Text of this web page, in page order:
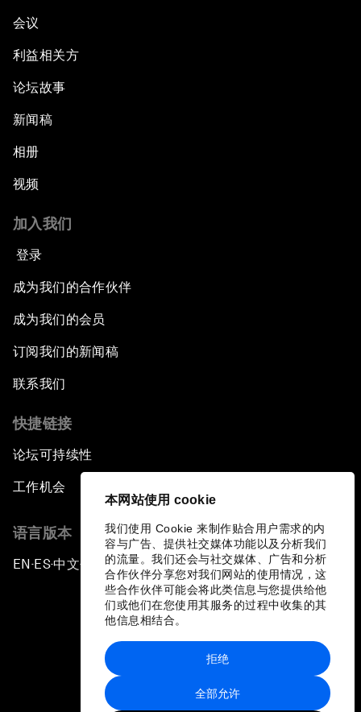
本网站使用 cookie
我们使用 Cookie 来制作贴合用户需求的内
容与广告、提供社交媒体功能以及分析我们
的流量。我们还会与社交媒体、广告和分析
合作伙伴分享您对我们网站的使用情况，这
些合作伙伴可能会将此类信息与您提供给他
们或他们在您使用其服务的过程中收集的其
他信息相结合。
全部允许
拒绝
会议
利益相关方
论坛故事
新闻稿
相册
视频
加入我们
登录
成为我们的合作伙伴
成为我们的会员
订阅我们的新闻稿
联系我们
快捷链接
论坛可持续性
工作机会
语言版本
EN ▪ ES▪中文▪ 日本語
站点地图